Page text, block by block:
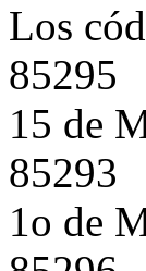
Los
85295
15 de
85293
1o de